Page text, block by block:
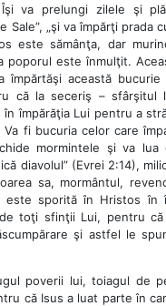
va prelungi zilele şi
Sale”, „şi va împărţi prada
este sămânţa, dar
poporul este înmulţit.
împărtăşi această
că la seceriş – sfârşitul
împărăţia Lui pentru a
Va fi bucuria celor care
mormintele şi va lua
diavolul” (Evrei 2:14),
sa, mormântul,
este sporită în Hristos în
toţi sfinţii Lui, pentru
şi astfel le
poverii lui, toiagul de
că Isus a luat parte în